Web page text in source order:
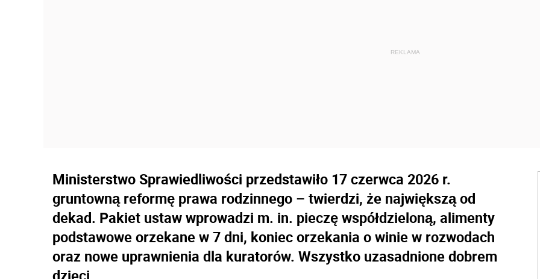
Ministerstwo Sprawiedliwości przedstawiło 17 czerwca 2026 r.
gruntowną reformę prawa rodzinnego – twierdzi, że największą od
dekad. Pakiet ustaw wprowadzi m. in. pieczę współdzieloną, alimenty
podstawowe orzekane w 7 dni, koniec orzekania o winie w rozwodach
oraz nowe uprawnienia dla kuratorów. Wszystko uzasadnione dobrem